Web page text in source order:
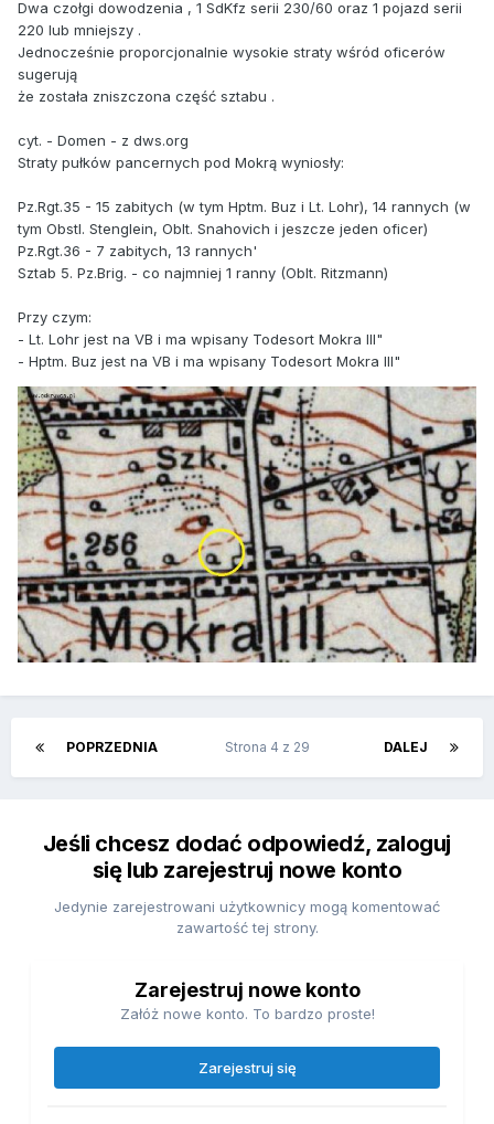
Dwa czołgi dowodzenia , 1 SdKfz serii 230/60 oraz 1 pojazd serii
220 lub mniejszy .
Jednocześnie proporcjonalnie wysokie straty wśród oficerów
sugerują
że została zniszczona część sztabu .
cyt. - Domen - z dws.org
Straty pułków pancernych pod Mokrą wyniosły:
Pz.Rgt.35 - 15 zabitych (w tym Hptm. Buz i Lt. Lohr), 14 rannych (w
tym Obstl. Stenglein, Oblt. Snahovich i jeszcze jeden oficer)
Pz.Rgt.36 - 7 zabitych, 13 rannych'
Sztab 5. Pz.Brig. - co najmniej 1 ranny (Oblt. Ritzmann)
Przy czym:
- Lt. Lohr jest na VB i ma wpisany Todesort Mokra III"
- Hptm. Buz jest na VB i ma wpisany Todesort Mokra III"
POPRZEDNIA DALEJ
Strona 4 z 29
Jeśli chcesz dodać odpowiedź, zaloguj
się lub zarejestruj nowe konto
Jedynie zarejestrowani użytkownicy mogą komentować
zawartość tej strony.
Zarejestruj nowe konto
Załóż nowe konto. To bardzo proste!
Zarejestruj się